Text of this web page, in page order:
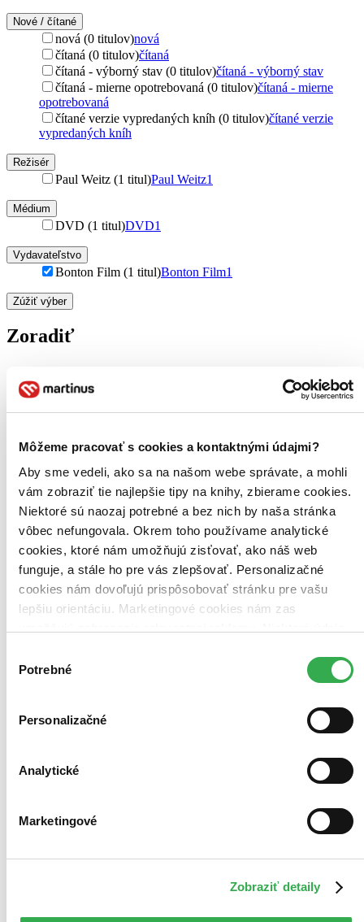
Môžeme pracovať s cookies a kontaktnými údajmi?
Aby sme vedeli, ako sa na našom webe správate, a mohli
vám zobraziť tie najlepšie tipy na knihy, zbierame cookies.
Niektoré sú naozaj potrebné a bez nich by naša stránka
vôbec nefungovala. Okrem toho používame analytické
cookies, ktoré nám umožňujú zisťovať, ako náš web
funguje, a stále ho pre vás zlepšovať. Personalizačné
cookies nám dovoľujú prispôsobovať stránku pre vašu
lepšiu orientáciu. Marketingové cookies nám zas
keby sme mohli používať všetky tieto cookies. Ďakujeme!
súhlasu
Potrebné
Personalizačné
Analytické
Marketingové
Zobraziť detaily
Nové / čítané
nová (0 titulov)nová
čítaná (0 titulov)čítaná
čítaná - výborný stav (0 titulov)čítaná - výborný stav
čítaná - mierne opotrebovaná (0 titulov)čítaná - mierne
opotrebovaná
čítané verzie vypredaných kníh (0 titulov)čítané verzie
vypredaných kníh
Režisér
Paul Weitz (1 titul)Paul Weitz1
Médium
DVD (1 titul)DVD1
Vydavateľstvo
Bonton Film (1 titul)Bonton Film1
Zúžiť výber
Zoradiť
Bestsellery
Novinky
Najdrahšie
Najlacnejšie
Najvyššia zľava
Použité filtre
Zrušiť filtre
Vydavateľstvo Bonton FilmÚčinkuje Jessica Carlson